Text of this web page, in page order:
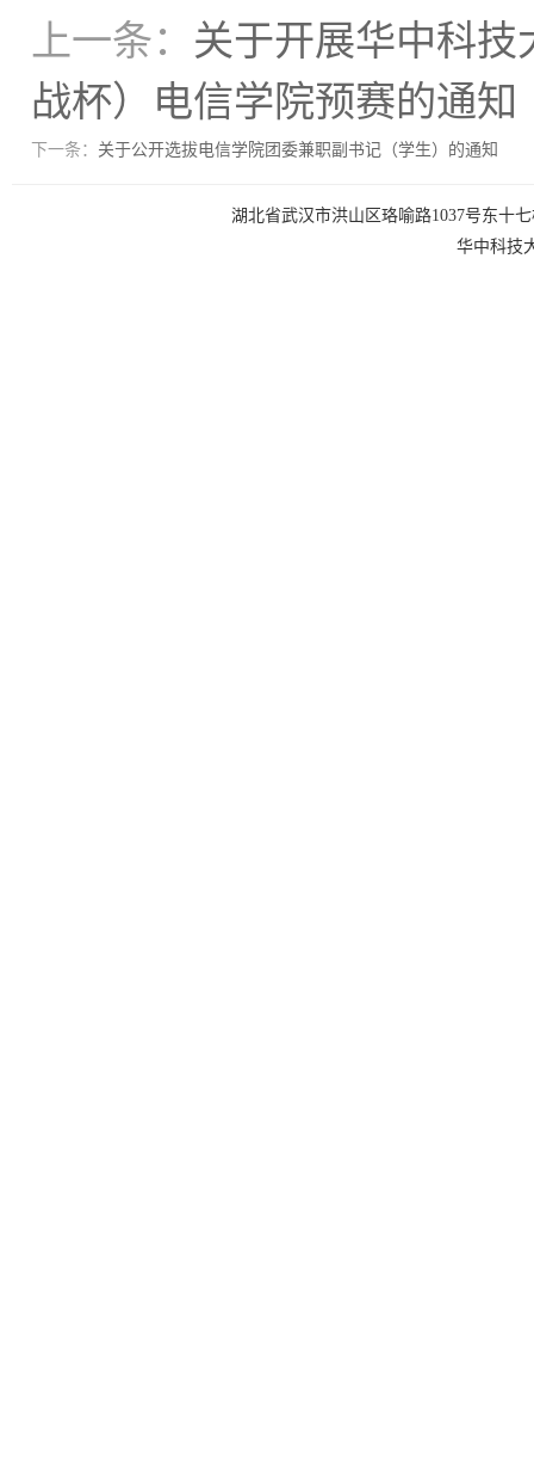
上一条： 关于开展华中科技
战杯）电信学院预赛的通知
下一条： 关于公开选拔电信学院团委兼职副书记（学生）的通知
湖北省武汉市洪山区珞喻路1037号东十
华中科技